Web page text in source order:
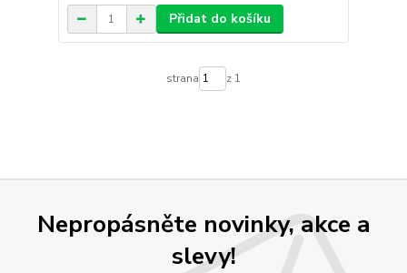
Přidat do košíku
strana z 1
Nepropásněte novinky, akce a
slevy!